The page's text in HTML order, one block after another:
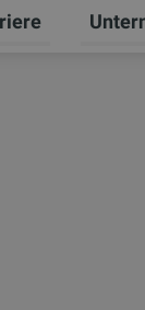
umschalten
für